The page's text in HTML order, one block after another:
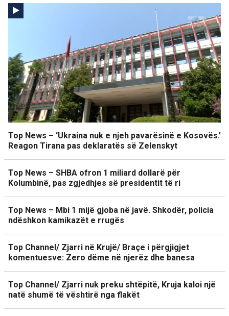
Top News – ‘Ukraina nuk e njeh pavarësinë e Kosovës.’
Reagon Tirana pas deklaratës së Zelenskyt
Top News – SHBA ofron 1 miliard dollarë për
Kolumbinë, pas zgjedhjes së presidentit të ri
Top News – Mbi 1 mijë gjoba në javë. Shkodër, policia
ndëshkon kamikazët e rrugës
Top Channel/ Zjarri në Krujë/ Braçe i përgjigjet
komentuesve: Zero dëme në njerëz dhe banesa
Top Channel/ Zjarri nuk preku shtëpitë, Kruja kaloi një
natë shumë të vështirë nga flakët